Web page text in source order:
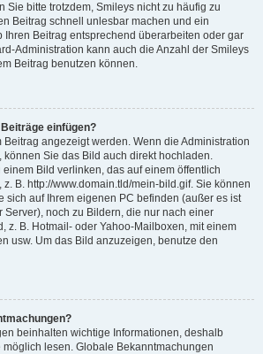
Sie bitte trotzdem, Smileys nicht zu häufig zu
Beitrag schnell unlesbar machen und ein
Ihren Beitrag entsprechend überarbeiten oder gar
Administration kann auch die Anzahl der Smileys
Beitrag benutzen können.
einfügen?
angezeigt werden. Wenn die Administration
können Sie das Bild auch direkt hochladen.
Bild verlinken, das auf einem öffentlich
B. http://www.domain.tld/mein-bild.gif. Sie können
sich auf Ihrem eigenen PC befinden (außer es ist
noch zu Bildern, die nur nach einer
z. B. Hotmail- oder Yahoo-Mailboxen, mit einem
usw. Um das Bild anzuzeigen, benutze den
beinhalten wichtige Informationen, deshalb
lesen. Globale Bekanntmachungen